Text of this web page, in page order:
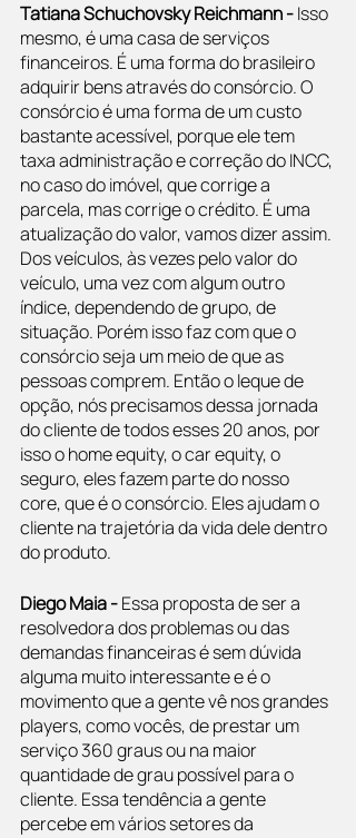
Tatiana Schuchovsky Reichmann - Isso
mesmo, é uma casa de serviços
financeiros. É uma forma do brasileiro
adquirir bens através do consórcio. O
consórcio é uma forma de um custo
bastante acessível, porque ele tem
taxa administração e correção do INCC,
no caso do imóvel, que corrige a
parcela, mas corrige o crédito. É uma
atualização do valor, vamos dizer assim.
Dos veículos, às vezes pelo valor do
veículo, uma vez com algum outro
índice, dependendo de grupo, de
situação. Porém isso faz com que o
consórcio seja um meio de que as
pessoas comprem. Então o leque de
opção, nós precisamos dessa jornada
do cliente de todos esses 20 anos, por
isso o home equity, o car equity, o
seguro, eles fazem parte do nosso
core, que é o consórcio. Eles ajudam o
cliente na trajetória da vida dele dentro
do produto.
Diego Maia - Essa proposta de ser a
resolvedora dos problemas ou das
demandas financeiras é sem dúvida
alguma muito interessante e é o
movimento que a gente vê nos grandes
players, como vocês, de prestar um
serviço 360 graus ou na maior
quantidade de grau possível para o
cliente. Essa tendência a gente
percebe em vários setores da